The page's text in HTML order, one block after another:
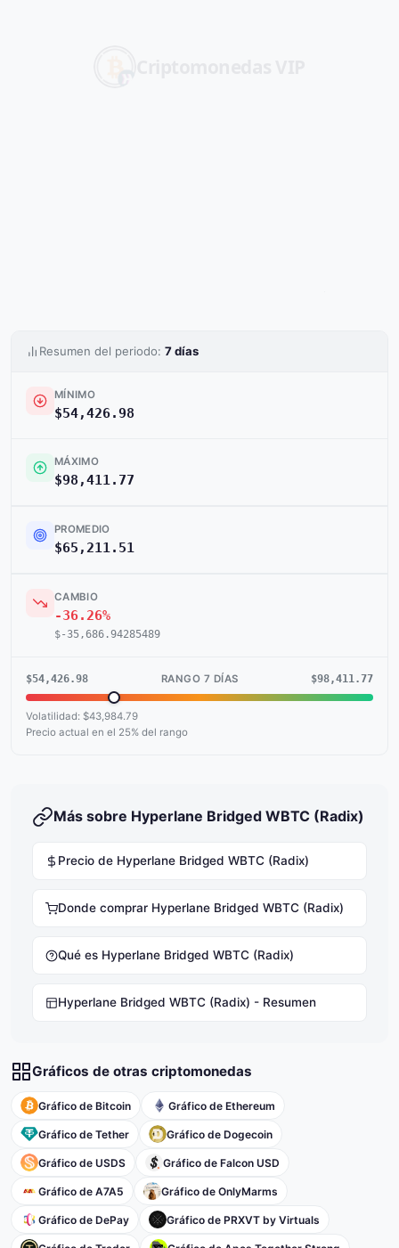
Resumen del periodo: 7 días
MÍNIMO
$54,426.98
MÁXIMO
$98,411.77
PROMEDIO
$65,211.51
CAMBIO
-36.26%
$-35,686.94285489
$54,426.98 RANGO 7 DÍAS $98,411.77
Volatilidad: $43,984.79
Precio actual en el 25% del rango
Más sobre Hyperlane Bridged WBTC (Radix)
Precio de Hyperlane Bridged WBTC (Radix)
Donde comprar Hyperlane Bridged WBTC (Radix)
Qué es Hyperlane Bridged WBTC (Radix)
Hyperlane Bridged WBTC (Radix) - Resumen
Gráficos de otras criptomonedas
Gráfico de Bitcoin Gráfico de Ethereum
Gráfico de Tether Gráfico de Dogecoin
Gráfico de USDS Gráfico de Falcon USD
Gráfico de A7A5 Gráfico de OnlyMarms
Gráfico de DePay Gráfico de PRXVT by Virtuals